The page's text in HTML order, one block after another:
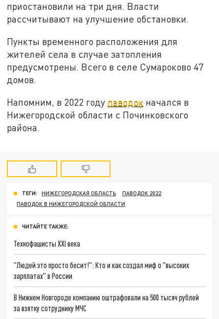
приостановили на три дня. Власти
рассчитывают на улучшение обстановки.
Пункты временного расположения для
жителей села в случае затопления
предусмотрены. Всего в селе Сумароково 47
домов.
Напомним, в 2022 году паводок начался в
Нижегородской области с Починковского
района.
ТЕГИ: НИЖЕГОРОДСКАЯ ОБЛАСТЬ
ПАВОДОК 2022
ПАВОДОК В НИЖЕГОРОДСКОЙ ОБЛАСТИ
ЧИТАЙТЕ ТАКЖЕ:
Технофашисты XXI века
"Людей это просто бесит!": Кто и как создал миф о "высоких
зарплатах" в России
В Нижнем Новгороде компанию оштрафовали на 500 тысяч рублей
за взятку сотруднику МЧС